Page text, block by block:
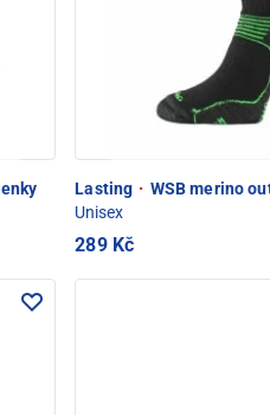
Lasting · WSB merino
Unisex
289 Kč